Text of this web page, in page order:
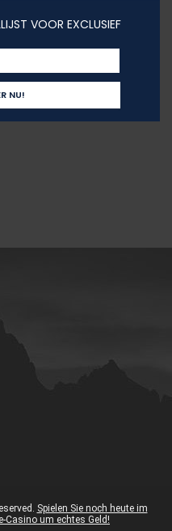
VOOR EXCLUSIEF
Spielen Sie noch heute im
Casino um echtes Geld!